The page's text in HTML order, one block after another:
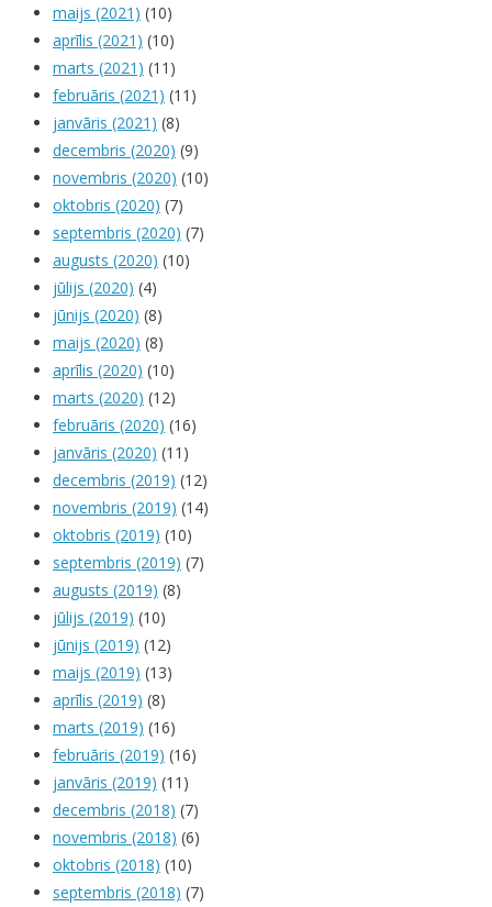
maijs (2021) (10)
aprīlis (2021) (10)
marts (2021) (11)
februāris (2021) (11)
janvāris (2021) (8)
decembris (2020) (9)
novembris (2020) (10)
oktobris (2020) (7)
septembris (2020) (7)
augusts (2020) (10)
jūlijs (2020) (4)
jūnijs (2020) (8)
maijs (2020) (8)
aprīlis (2020) (10)
marts (2020) (12)
februāris (2020) (16)
janvāris (2020) (11)
decembris (2019) (12)
novembris (2019) (14)
oktobris (2019) (10)
septembris (2019) (7)
augusts (2019) (8)
jūlijs (2019) (10)
jūnijs (2019) (12)
maijs (2019) (13)
aprīlis (2019) (8)
marts (2019) (16)
februāris (2019) (16)
janvāris (2019) (11)
decembris (2018) (7)
novembris (2018) (6)
oktobris (2018) (10)
septembris (2018) (7)